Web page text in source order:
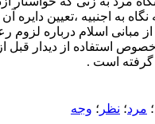
به اجنبیه ،تعیین دایره
مبانی اسلام درباره لزوم
استفاده از دیدار
گرفته است .
؛ مرد؛ نظر ؛ وجه